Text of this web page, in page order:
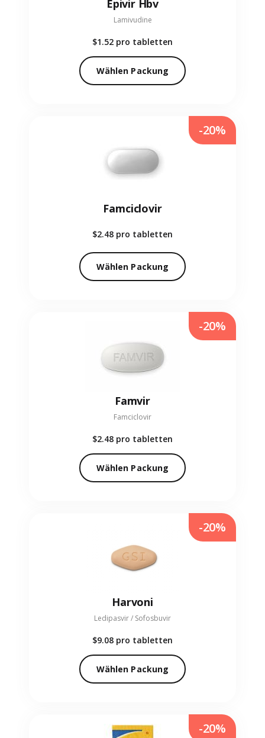
Epivir Hbv
Lamivudine
$1.52 pro tabletten
Wählen Packung
Famciclovir
$2.48 pro tabletten
Wählen Packung
-20%
Famvir
Famciclovir
$2.48 pro tabletten
Wählen Packung
-20%
Harvoni
Ledipasvir / Sofosbuvir
$9.08 pro tabletten
Wählen Packung
-20%
-20%